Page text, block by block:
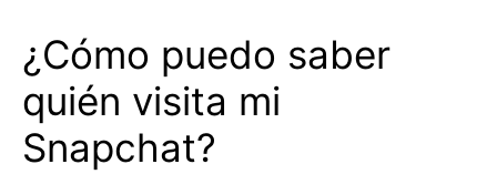
¿Cómo puedo saber
quién visita mi
Snapchat?